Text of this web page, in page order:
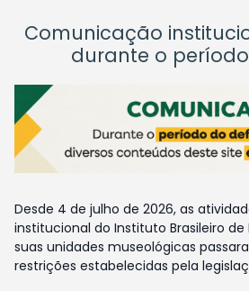
Comunicação
durante o
Desde 4 de julho de 2026, as
institucional do Instituto Brasileiro de
suas unidades museológicas
restrições estabelecidas pela